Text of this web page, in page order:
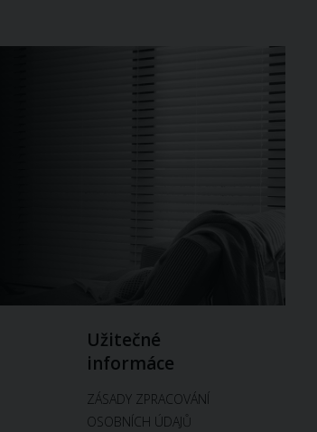
Užitečné
informáce
ZÁSADY ZPRACOVÁNÍ
OSOBNÍCH ÚDAJŮ